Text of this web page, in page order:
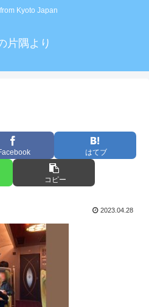
Kyoto Japan
片隅より
はてブ
コピー
2023.04.28